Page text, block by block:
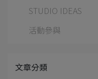
STUDIO IDEAS
活動參與
文章分類